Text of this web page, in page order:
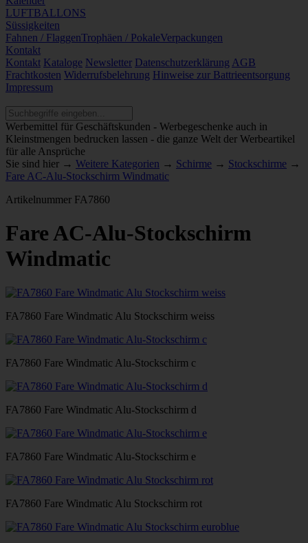
LUFTBALLONS
Süssigkeiten
Fahnen / FlaggenTrophäen / PokaleVerpackungen
Kontakt
Kontakt Kataloge Newsletter Datenschutzerklärung AGB
Frachtkosten Widerrufsbelehrung Hinweise zur Battrieentsorgung
Impressum
Werbemittel für Geschäftskunden - Werbegeschenke auch in
Kleinstmengen bedrucken lassen - die ganze Welt der Werbeartikel
für alle Ansprüche
Sie sind hier → Weitere Kategorien → Schirme → Stockschirme →
Fare AC-Alu-Stockschirm Windmatic
Artikelnummer FA7860
Fare AC-Alu-Stockschirm
Windmatic
FA7860 Fare Windmatic Alu Stockschirm weiss
FA7860 Fare Windmatic Alu-Stockschirm c
FA7860 Fare Windmatic Alu-Stockschirm d
FA7860 Fare Windmatic Alu-Stockschirm e
FA7860 Fare Windmatic Alu Stockschirm rot